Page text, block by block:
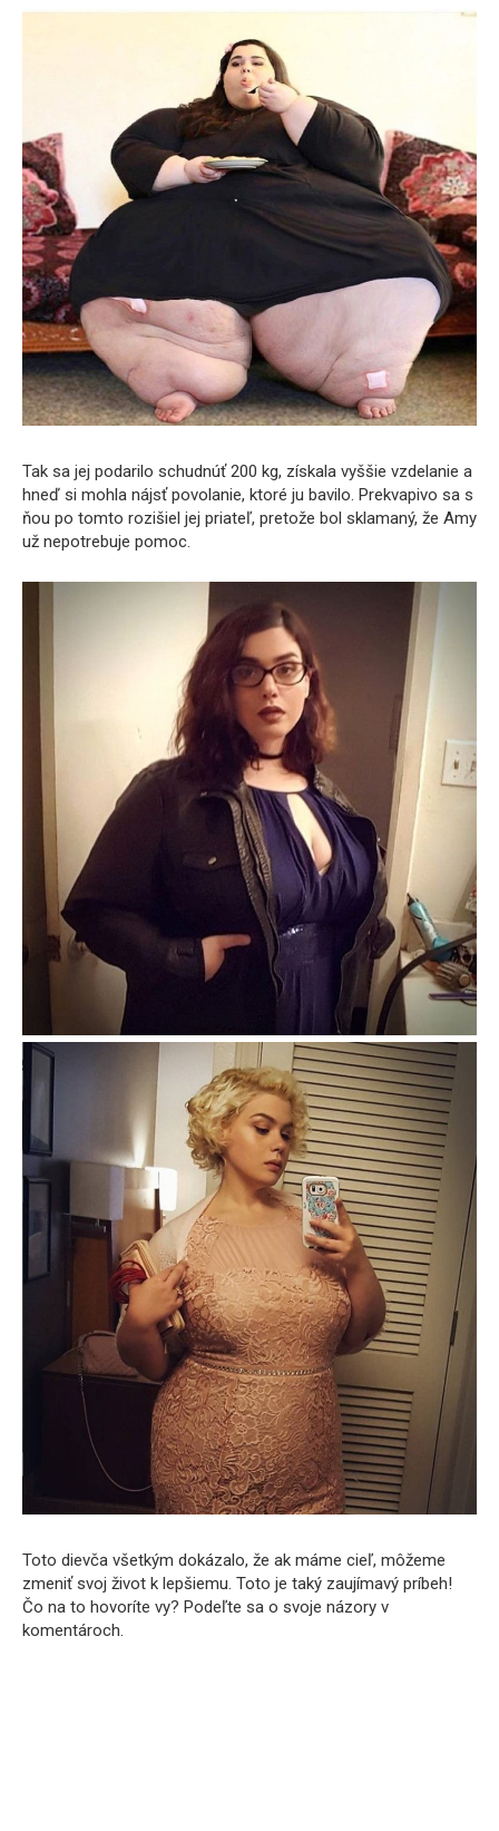
Tak sa jej podarilo schudnúť 200 kg, získala vyššie vzdelanie a
hneď si mohla nájsť povolanie, ktoré ju bavilo. Prekvapivo sa s
ňou po tomto rozišiel jej priateľ, pretože bol sklamaný, že Amy
už nepotrebuje pomoc.
Toto dievča všetkým dokázalo, že ak máme cieľ, môžeme
zmeniť svoj život k lepšiemu. Toto je taký zaujímavý príbeh!
Čo na to hovoríte vy? Podeľte sa o svoje názory v
komentároch.